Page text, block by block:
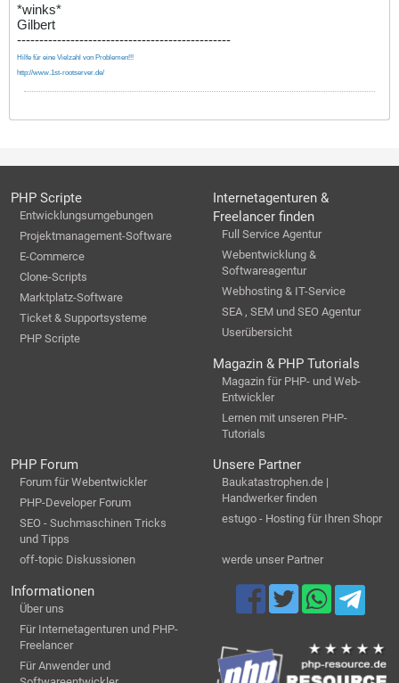
*winks*
Gilbert
------------------------------------------------
Hilfe für eine Vielzahl von Problemen!!!
http://www.1st-rootserver.de/
PHP Scripte
Entwicklungsumgebungen
Projektmanagement-Software
E-Commerce
Clone-Scripts
Marktplatz-Software
Ticket & Supportsysteme
PHP Scripte
Internetagenturen &
Freelancer finden
Full Service Agentur
Webentwicklung &
Softwareagentur
Webhosting & IT-Service
SEA , SEM und SEO Agentur
Userübersicht
Magazin & PHP Tutorials
Magazin für PHP- und Web-
Entwickler
Lernen mit unseren PHP-
Tutorials
PHP Forum
Forum für Webentwickler
PHP-Developer Forum
SEO - Suchmaschinen Tricks
und Tipps
off-topic Diskussionen
Unsere Partner
Baukatastrophen.de |
Handwerker finden
estugo - Hosting für Ihren Shopr
werde unser Partner
Informationen
Über uns
Für Internetagenturen und PHP-
Freelancer
Für Anwender und